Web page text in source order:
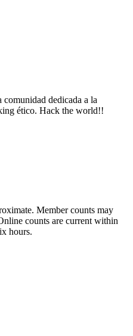
comunidad dedicada a la
ético. Hack the world!!
Member counts may
counts are current within
hours.